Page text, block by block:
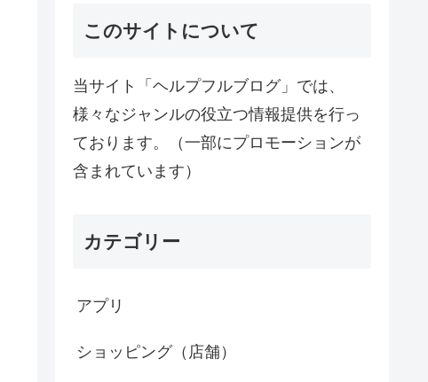
このサイトについて
当サイト「ヘルプフルブログ」では、
様々なジャンルの役立つ情報提供を行っ
ております。（一部にプロモーションが
含まれています）
カテゴリー
アプリ
ショッピング（店舗）